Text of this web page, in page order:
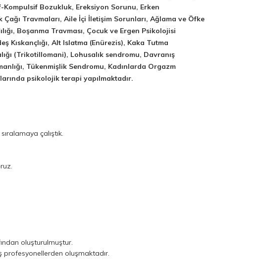
Bozukluk, Ereksiyon Sorunu, Erken
Travmaları, Aile İçi İletişim Sorunları, Ağlama ve Öfke
Boşanma Travması, Çocuk ve Ergen Psikolojisi
Kıskançlığı, Alt Islatma (Enürezis), Kaka Tutma
(Trikotillomani), Lohusalık sendromu, Davranış
Tükenmişlik Sendromu, Kadınlarda Orgazm
psikolojik terapi yapılmaktadır.
çalıştık.
oluşturulmuştur.
profesyonellerden oluşmaktadır.